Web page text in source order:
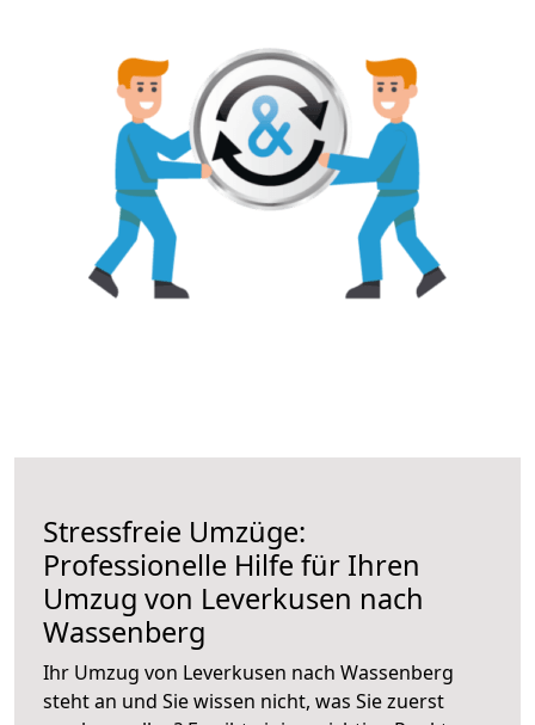
Stressfreie Umzüge:
Professionelle Hilfe für Ihren
Umzug von Leverkusen nach
Wassenberg
Ihr Umzug von Leverkusen nach Wassenberg
steht an und Sie wissen nicht, was Sie zuerst